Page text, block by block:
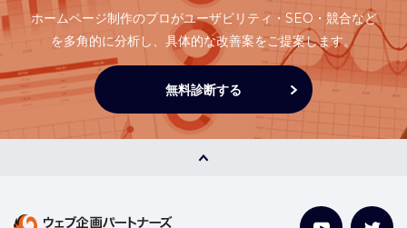
ホームページ制作のプロがユーザビリティ・SEO・競合など
を多角的に分析し、 具体的な改善案をご提案します。
無料診断する